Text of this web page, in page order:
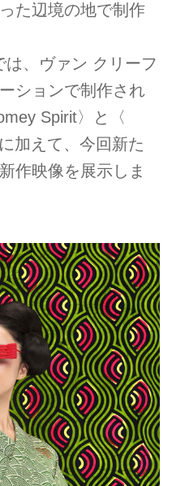
た辺境の地で制作
は、ヴァン クリーフ
ションで制作され
Spirit〉と〈
加えて、今回新た
作映像を展示しま